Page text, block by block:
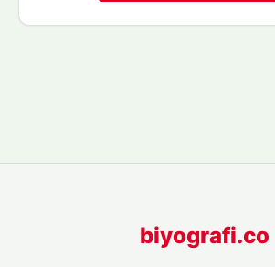
biyografi.co